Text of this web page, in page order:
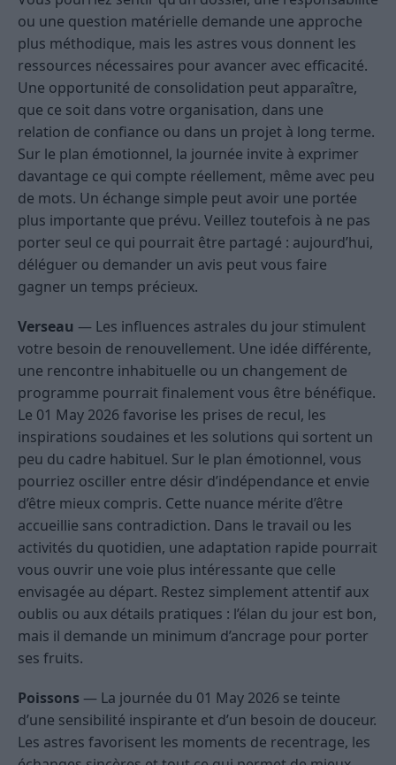
ou une question matérielle demande une approche
plus méthodique, mais les astres vous donnent les
ressources nécessaires pour avancer avec efficacité.
Une opportunité de consolidation peut apparaître,
que ce soit dans votre organisation, dans une
relation de confiance ou dans un projet à long terme.
Sur le plan émotionnel, la journée invite à exprimer
davantage ce qui compte réellement, même avec peu
de mots. Un échange simple peut avoir une portée
plus importante que prévu. Veillez toutefois à ne pas
porter seul ce qui pourrait être partagé : aujourd’hui,
déléguer ou demander un avis peut vous faire
gagner un temps précieux.
Verseau — Les influences astrales du jour stimulent
votre besoin de renouvellement. Une idée différente,
une rencontre inhabituelle ou un changement de
programme pourrait finalement vous être bénéfique.
Le 01 May 2026 favorise les prises de recul, les
inspirations soudaines et les solutions qui sortent un
peu du cadre habituel. Sur le plan émotionnel, vous
pourriez osciller entre désir d’indépendance et envie
d’être mieux compris. Cette nuance mérite d’être
accueillie sans contradiction. Dans le travail ou les
activités du quotidien, une adaptation rapide pourrait
vous ouvrir une voie plus intéressante que celle
envisagée au départ. Restez simplement attentif aux
oublis ou aux détails pratiques : l’élan du jour est bon,
mais il demande un minimum d’ancrage pour porter
ses fruits.
Poissons — La journée du 01 May 2026 se teinte
d’une sensibilité inspirante et d’un besoin de douceur.
Les astres favorisent les moments de recentrage, les